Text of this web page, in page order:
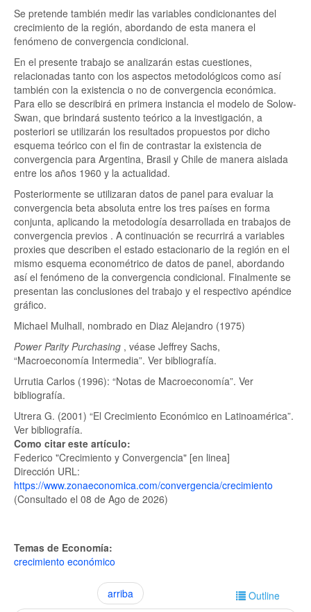
Se pretende también medir las variables condicionantes del
crecimiento de la región, abordando de esta manera el
fenómeno de convergencia condicional.
En el presente trabajo se analizarán estas cuestiones,
relacionadas tanto con los aspectos metodológicos como así
también con la existencia o no de convergencia económica.
Para ello se describirá en primera instancia el modelo de Solow-
Swan, que brindará sustento teórico a la investigación, a
posteriori se utilizarán los resultados propuestos por dicho
esquema teórico con el fin de contrastar la existencia de
convergencia para Argentina, Brasil y Chile de manera aislada
entre los años 1960 y la actualidad.
Posteriormente se utilizaran datos de panel para evaluar la
convergencia beta absoluta entre los tres países en forma
conjunta, aplicando la metodología desarrollada en trabajos de
convergencia previos . A continuación se recurrirá a variables
proxies que describen el estado estacionario de la región en el
mismo esquema econométrico de datos de panel, abordando
así el fenómeno de la convergencia condicional. Finalmente se
presentan las conclusiones del trabajo y el respectivo apéndice
gráfico.
Michael Mulhall, nombrado en Diaz Alejandro (1975)
Power Parity Purchasing , véase Jeffrey Sachs,
“Macroeconomía Intermedia”. Ver bibliografía.
Urrutia Carlos (1996): “Notas de Macroeconomía”. Ver
bibliografía.
Utrera G. (2001) “El Crecimiento Económico en Latinoamérica”.
Ver bibliografía.
Como citar este artículo:
Federico "Crecimiento y Convergencia" [en linea]
Dirección URL:
https://www.zonaeconomica.com/convergencia/crecimiento
(Consultado el 08 de Ago de 2026)
Temas de Economía:
crecimiento económico
Outline
arriba